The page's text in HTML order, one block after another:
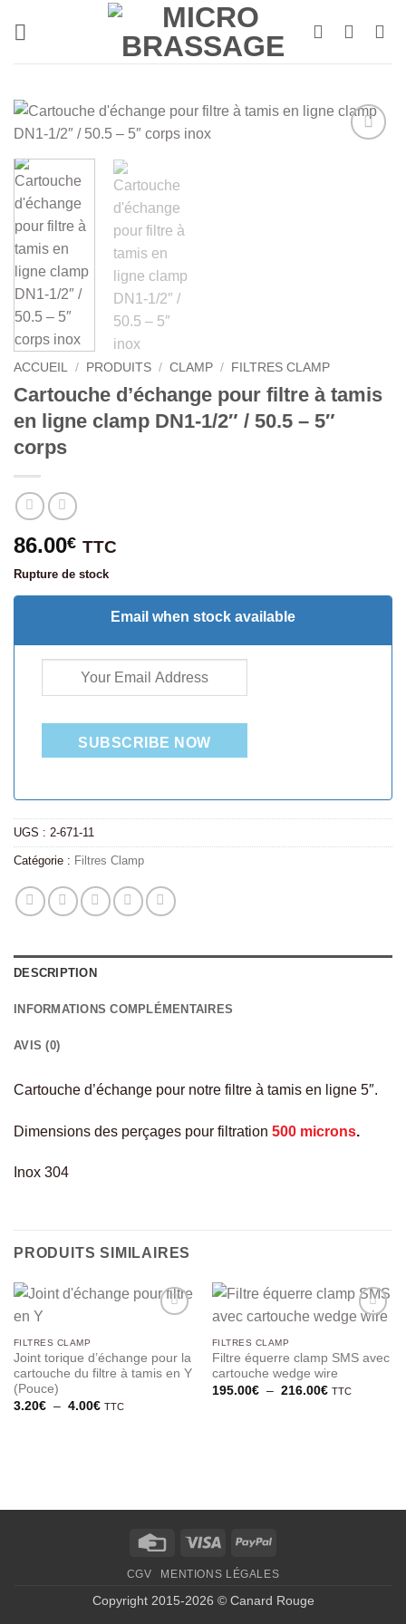
ACCUEIL / PRODUITS / CLAMP / FILTRES CLAMP
Cartouche d’échange pour filtre à tamis
en ligne clamp DN1-1/2″ / 50.5 – 5″
corps
86.00€ TTC
Rupture de stock
Email when stock available
SUBSCRIBE NOW
UGS : 2-671-11
Catégorie : Filtres Clamp
DESCRIPTION
INFORMATIONS COMPLÉMENTAIRES
AVIS (0)
Cartouche d’échange pour notre filtre à tamis en ligne 5″.
Dimensions des perçages pour filtration 500 microns.
Inox 304
PRODUITS SIMILAIRES
FILTRES CLAMP
Joint torique d’échange pour la
cartouche du filtre à tamis en Y
(Pouce)
3.20€ – 4.00€Plage
TTC
FILTRES CLAMP
Filtre équerre clamp SMS avec
cartouche wedge wire
195.00€ – 216.00€Plage
TTC
Credit
Visa PayPal
CGV MENTIONS LÉGALES
Copyright 2015-2026 © Canard Rouge